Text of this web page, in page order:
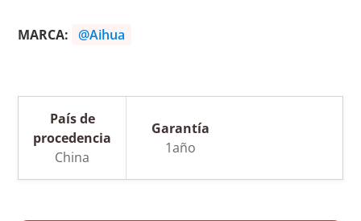
MARCA: @Aihua
País de
procedencia
China
Garantía
1año